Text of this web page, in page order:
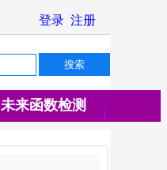
未来函数检测